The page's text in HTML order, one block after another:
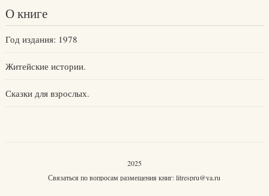
О книге
Год издания: 1978
Житейские истории.
Сказки для взрослых.
2025
Связаться по вопросам размещения книг:litrespru@ya.ru